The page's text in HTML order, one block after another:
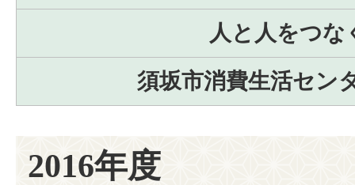
人と人をつ
須坂市消費生活セン
2016年度